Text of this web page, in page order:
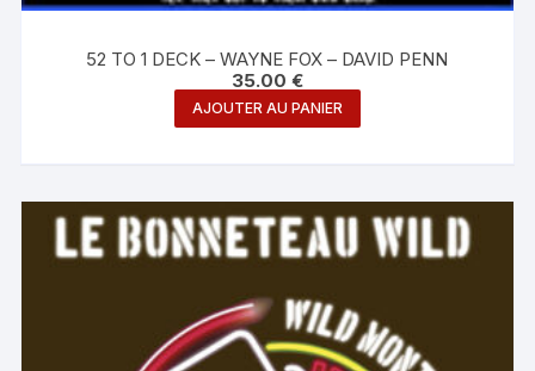
52 TO 1 DECK – WAYNE FOX – DAVID PENN
35.00 €
AJOUTER AU PANIER